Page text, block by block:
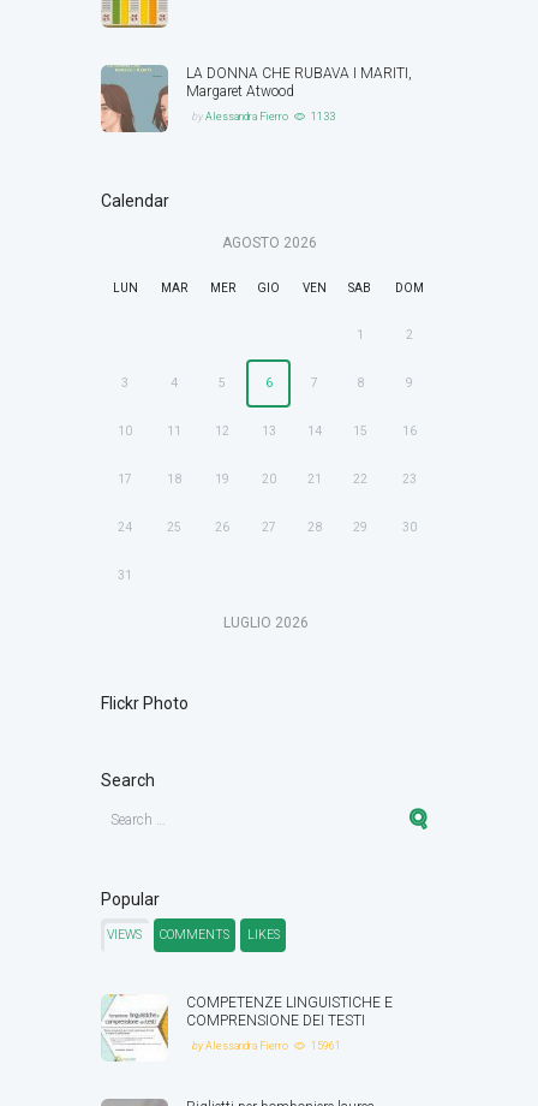
LA DONNA CHE RUBAVA I MARITI,
Margaret Atwood
byAlessandra Fierro 1133
Calendar
AGOSTO 2026
LUN MAR MER GIO VEN SAB DOM
1 2
3 4 5 6 7 8 9
10 11 12 13 14 15 16
17 18 19 20 21 22 23
24 25 26 27 28 29 30
31
LUGLIO 2026
Flickr Photo
Search
Popular
VIEWS COMMENTS LIKES
COMPETENZE LINGUISTICHE E
COMPRENSIONE DEI TESTI
byAlessandra Fierro 15961